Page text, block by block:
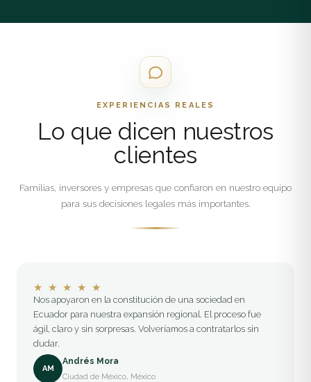
EXPERIENCIAS REALES
Lo que dicen nuestros
clientes
Familias, inversores y empresas que confiaron en nuestro equipo
para sus decisiones legales más importantes.
★ ★ ★ ★ ★
Nos apoyaron en la constitución de una sociedad en
Ecuador para nuestra expansión regional. El proceso fue
ágil, claro y sin sorpresas. Volveríamos a contratarlos sin
dudar.
AM
Andrés Mora
Ciudad de México, México